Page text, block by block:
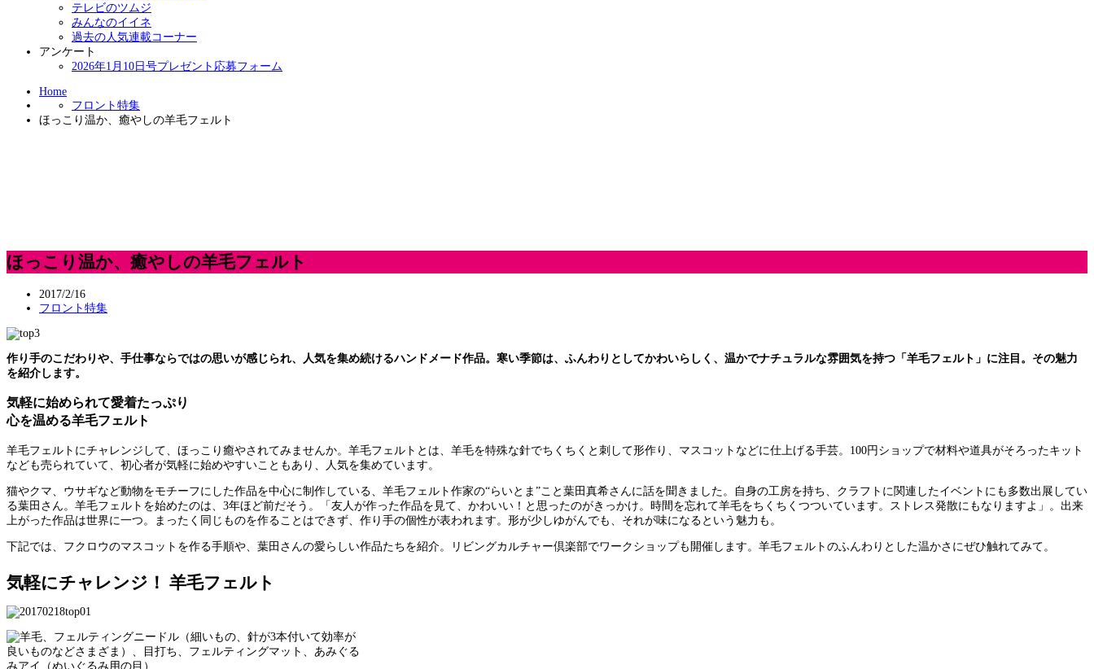
テレビのツムジ
みんなのイイネ
過去の人気連載コーナー
アンケート
2026年1月10日号プレゼント応募フォーム
Home
フロント特集
ほっこり温か、癒やしの羊毛フェルト
ほっこり温か、癒やしの羊毛フェルト
2017/2/16
フロント特集
作り手のこだわりや、手仕事ならではの思いが感じられ、人気を集め続けるハンドメード作品。寒い季節は、ふんわりとしてかわいらしく、温かでナチュラルな雰囲気を持つ「羊毛フェルト」に注目。その魅力
を紹介します。
気軽に始められて愛着たっぷり
心を温める羊毛フェルト
羊毛フェルトにチャレンジして、ほっこり癒やされてみませんか。羊毛フェルトとは、羊毛を特殊な針でちくちくと刺して形作り、マスコットなどに仕上げる手芸。100円ショップで材料や道具がそろったキット
なども売られていて、初心者が気軽に始めやすいこともあり、人気を集めています。
猫やクマ、ウサギなど動物をモチーフにした作品を中心に制作している、羊毛フェルト作家の“らいとま”こと葉田真希さんに話を聞きました。自身の工房を持ち、クラフトに関連したイベントにも多数出展してい
る葉田さん。羊毛フェルトを始めたのは、3年ほど前だそう。「友人が作った作品を見て、かわいい！と思ったのがきっかけ。時間を忘れて羊毛をちくちくつついています。ストレス発散にもなりますよ」。出来
上がった作品は世界に一つ。まったく同じものを作ることはできず、作り手の個性が表われます。形が少しゆがんでも、それが味になるという魅力も。
下記では、フクロウのマスコットを作る手順や、葉田さんの愛らしい作品たちを紹介。リビングカルチャー倶楽部でワークショップも開催します。羊毛フェルトのふんわりとした温かさにぜひ触れてみて。
気軽にチャレンジ！ 羊毛フェルト